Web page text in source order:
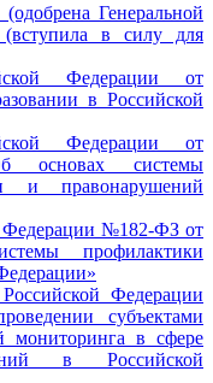
Генеральной
в силу для
Федерации от
в Российской
Федерации от
системы
и правонарушений
Федерации №182-ФЗ от
профилактики
Федерации
субъектами
мониторинга в сфере
в Российской